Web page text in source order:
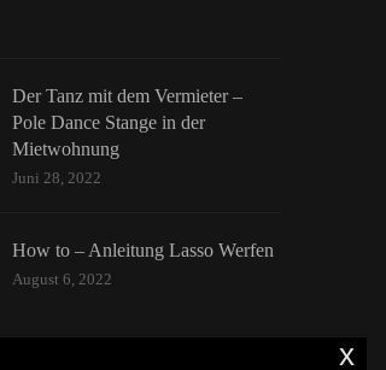
Der Tanz mit dem Vermieter –
Pole Dance Stange in der
Mietwohnung
Juni 28, 2022
How to – Anleitung Lasso Werfen
August 6, 2022
x